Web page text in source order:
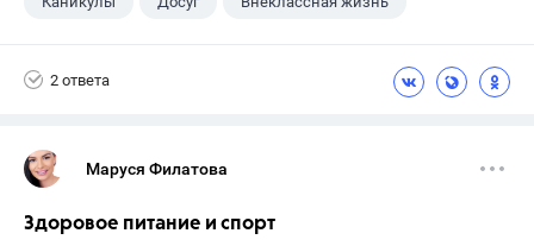
2 ответа
Маруся Филатова
Здоровое питание и спорт